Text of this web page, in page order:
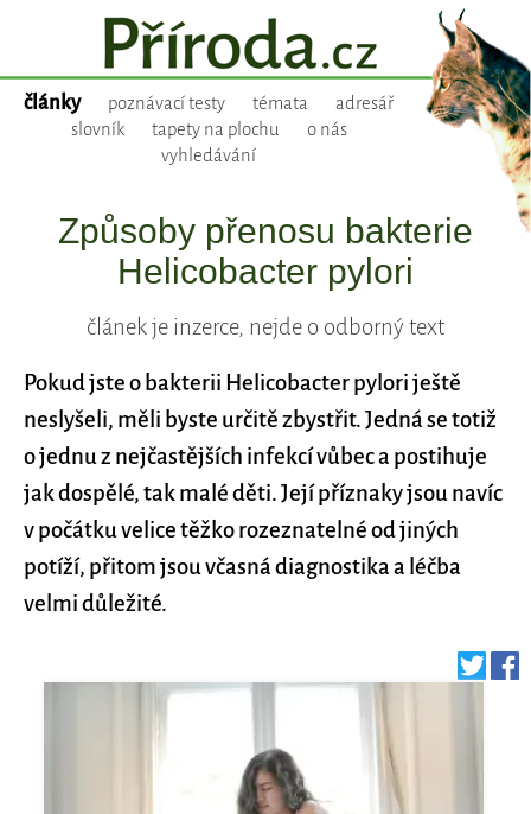
články poznávací testy témata
adresář
slovník
tapety na plochu
o nás
vyhledávání
Způsoby přenosu bakterie
Helicobacter pylori
článek je inzerce, nejde o odborný text
Pokud jste o bakterii Helicobacter pylori ještě
neslyšeli, měli byste určitě zbystřit. Jedná se totiž
o jednu z nejčastějších infekcí vůbec a postihuje
jak dospělé, tak malé děti. Její příznaky jsou navíc
v počátku velice těžko rozeznatelné od jiných
potíží, přitom jsou včasná diagnostika a léčba
velmi důležité.